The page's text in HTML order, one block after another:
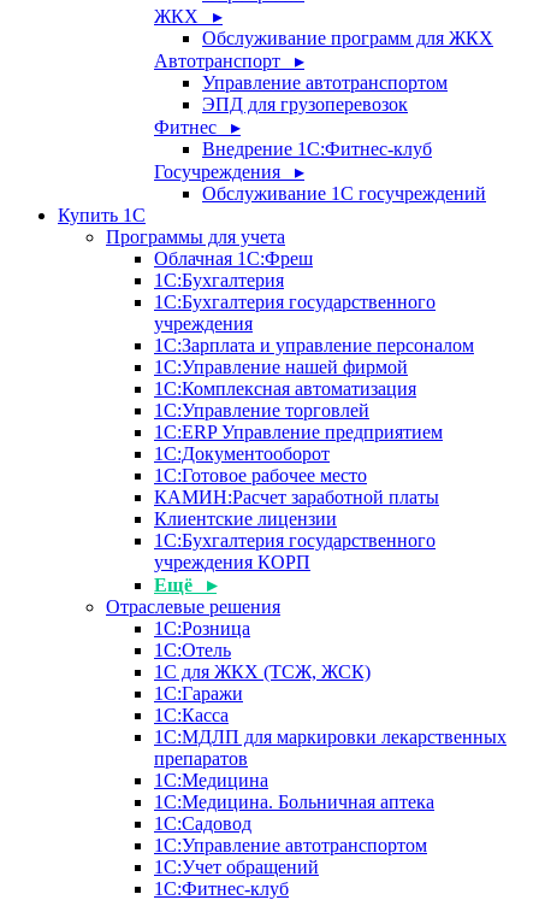
ЖКХ ▸
Обслуживание программ для ЖКХ
Автотранспорт ▸
Управление автотранспортом
ЭПД для грузоперевозок
Фитнес ▸
Внедрение 1С:Фитнес-клуб
Госучреждения ▸
Обслуживание 1С госучреждений
Купить 1С
Программы для учета
Облачная 1С:Фреш
1С:Бухгалтерия
1С:Бухгалтерия государственного
учреждения
1С:Зарплата и управление персоналом
1С:Управление нашей фирмой
1С:Комплексная автоматизация
1С:Управление торговлей
1С:ERP Управление предприятием
1С:Документооборот
1C:Готовое рабочее место
КАМИН:Расчет заработной платы
Клиентские лицензии
1С:Бухгалтерия государственного
учреждения КОРП
Ещё ▸
Отраслевые решения
1С:Розница
1С:Отель
1С для ЖКХ (ТСЖ, ЖСК)
1С:Гаражи
1С:Касса
1С:МДЛП для маркировки лекарственных
препаратов
1С:Медицина
1С:Медицина. Больничная аптека
1С:Садовод
1С:Управление автотранспортом
1С:Учет обращений
1С:Фитнес-клуб